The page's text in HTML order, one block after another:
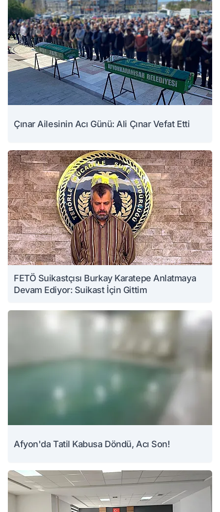
Çınar Ailesinin Acı Günü: Ali Çınar Vefat Etti
FETÖ Suikastçısı Burkay Karatepe Anlatmaya
Devam Ediyor: Suikast İçin Gittim
Afyon'da Tatil Kabusa Döndü, Acı Son!